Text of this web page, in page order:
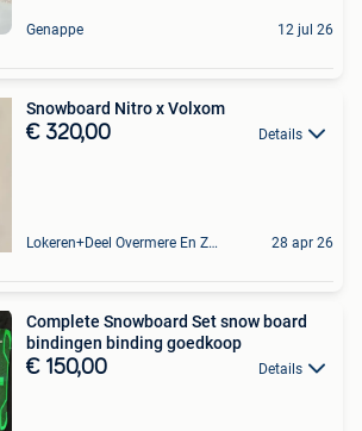
Genappe 12 jul 26
Snowboard Nitro x Volxom
€ 320,00 Details
Lokeren+Deel Overmere En Zele 28 apr 26
Complete Snowboard Set snow board
bindingen binding goedkoop
€ 150,00 Details